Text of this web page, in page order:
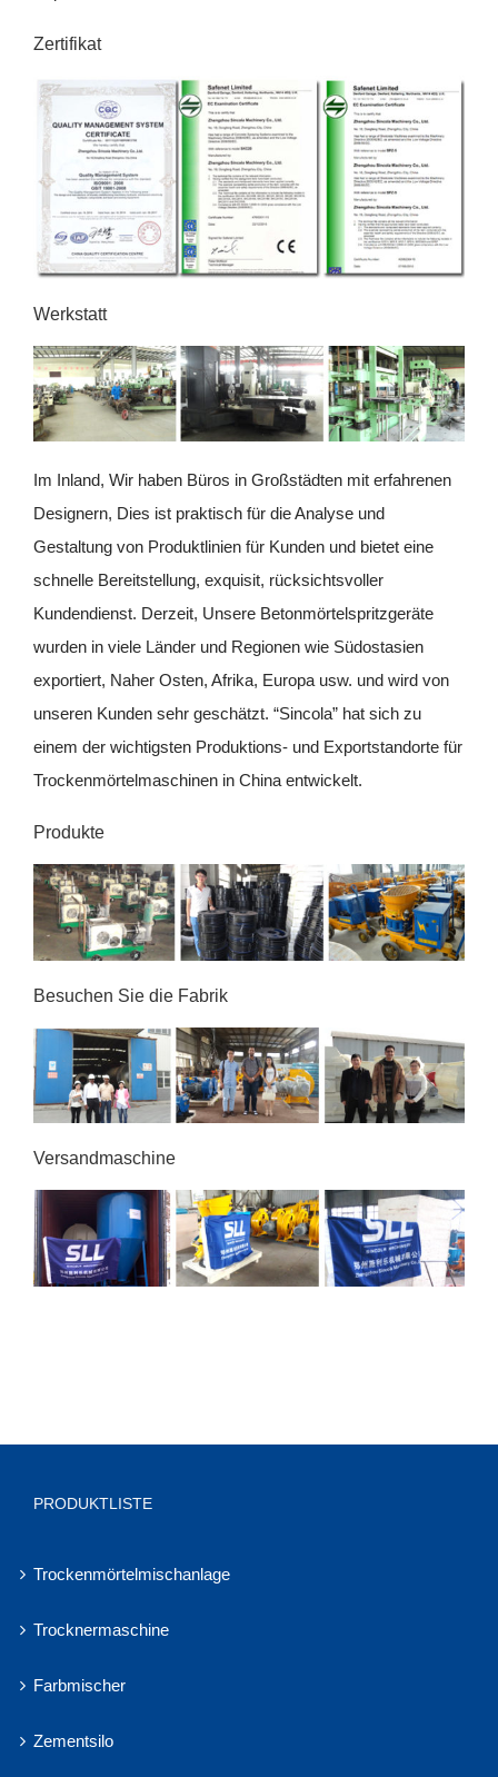
Zertifikat
Werkstatt
Im Inland, Wir haben Büros in Großstädten mit erfahrenen
Designern, Dies ist praktisch für die Analyse und
Gestaltung von Produktlinien für Kunden und bietet eine
schnelle Bereitstellung, exquisit, rücksichtsvoller
Kundendienst. Derzeit, Unsere Betonmörtelspritzgeräte
wurden in viele Länder und Regionen wie Südostasien
exportiert, Naher Osten, Afrika, Europa usw. und wird von
unseren Kunden sehr geschätzt. “Sincola” hat sich zu
einem der wichtigsten Produktions- und Exportstandorte für
Trockenmörtelmaschinen in China entwickelt.
Produkte
Besuchen Sie die Fabrik
Versandmaschine
PRODUKTLISTE
Trockenmörtelmischanlage
Trocknermaschine
Farbmischer
Zementsilo